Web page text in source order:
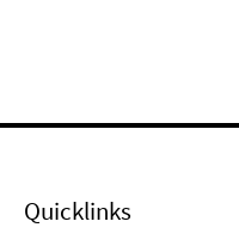
Quicklinks